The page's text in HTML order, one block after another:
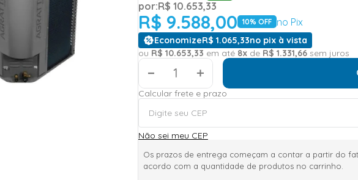
por:R$ 10.653,33
R$ 9.588,00 10% OFF no Pix
EconomizeR$ 1.065,33no pix à vista
ou R$ 10.653,33 em até 8xde R$ 1.331,66sem juros
＋
Calcular frete e prazo
Não sei meu CEP
Os prazos de entrega começam a contar a partir do
acordo com a quantidade de produtos no carrinho.